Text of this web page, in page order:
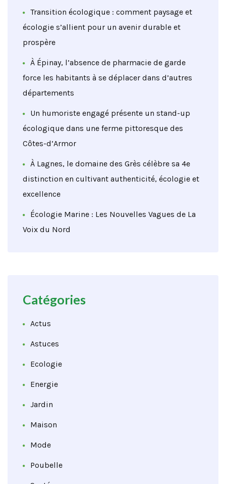
Transition écologique : comment paysage et
écologie s’allient pour un avenir durable et
prospère
À Épinay, l’absence de pharmacie de garde
force les habitants à se déplacer dans d’autres
départements
Un humoriste engagé présente un stand-up
écologique dans une ferme pittoresque des
Côtes-d’Armor
À Lagnes, le domaine des Grès célèbre sa 4e
distinction en cultivant authenticité, écologie et
excellence
Écologie Marine : Les Nouvelles Vagues de La
Voix du Nord
Catégories
Actus
Astuces
Ecologie
Energie
Jardin
Maison
Mode
Poubelle